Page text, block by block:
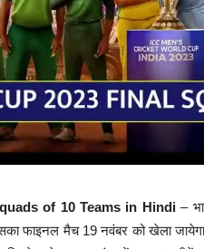
of 10 Teams in Hindi–
फाइनल मैच 19 नवंबर को खेला